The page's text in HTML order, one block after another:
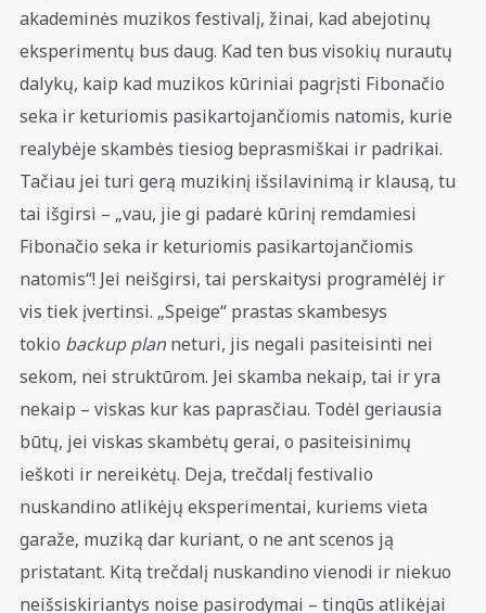
akademinės muzikos festivalį, žinai, kad abejotinų
eksperimentų bus daug. Kad ten bus visokių nurautų
dalykų, kaip kad muzikos kūriniai pagrįsti Fibonačio
seka ir keturiomis pasikartojančiomis natomis, kurie
realybėje skambės tiesiog beprasmiškai ir padrikai.
Tačiau jei turi gerą muzikinį išsilavinimą ir klausą, tu
tai išgirsi – „vau, jie gi padarė kūrinį remdamiesi
Fibonačio seka ir keturiomis pasikartojančiomis
natomis“! Jei neišgirsi, tai perskaitysi programėlėj ir
vis tiek įvertinsi. „Speige“ prastas skambesys
tokio backup plan neturi, jis negali pasiteisinti nei
sekom, nei struktūrom. Jei skamba nekaip, tai ir yra
nekaip – viskas kur kas paprasčiau. Todėl geriausia
būtų, jei viskas skambėtų gerai, o pasiteisinimų
ieškoti ir nereikėtų. Deja, trečdalį festivalio
nuskandino atlikėjų eksperimentai, kuriems vieta
garaže, muziką dar kuriant, o ne ant scenos ją
pristatant. Kitą trečdalį nuskandino vienodi ir niekuo
neišsiskiriantys noise pasirodymai – tingūs atlikėjai